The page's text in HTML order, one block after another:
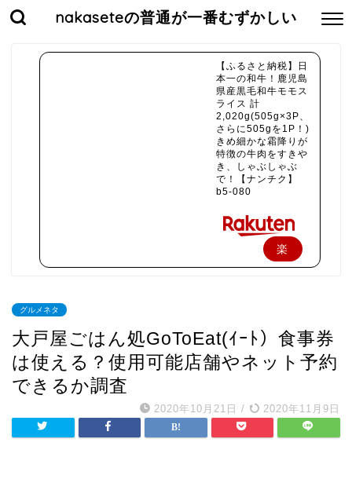
nakaseteの普通が一番むずかしい
【ふるさと納税】日
本一の和牛！鹿児島
県産黒毛和牛モモス
ライス 計
2,020g(505g×3P、
さらに505gを1P！)
きめ細かな霜降りが
特徴の牛肉をすきや
き、しゃぶしゃぶ
で！【ナンチク】
b5-080
楽
入
グルメネタ
大戸屋ごはん処GoToEat(ｲｰﾄ）食事券
は使える？使用可能店舗やネット予約
できるか調査
2020年10月21日 / 2020年11月9日